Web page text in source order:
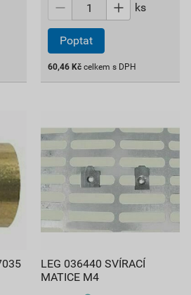
ks
Poptat
60,46 Kč celkem s DPH
LEG 036440 SVÍRACÍ
MATICE M4